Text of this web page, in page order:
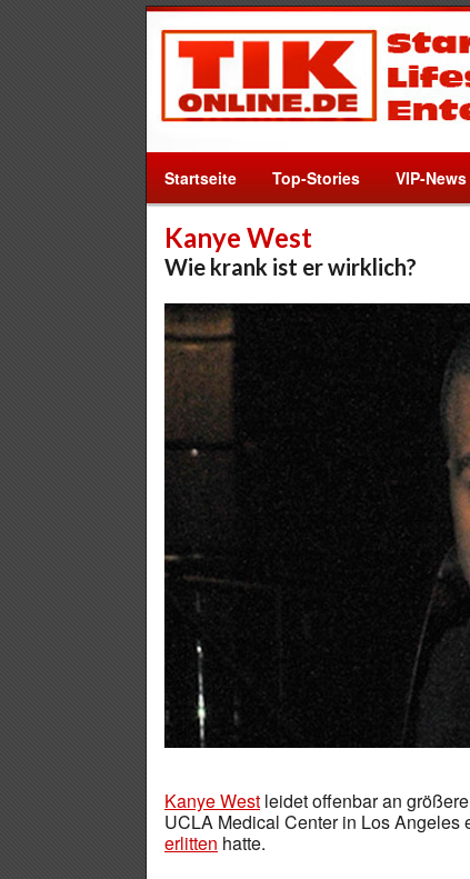
Startseite Top-Stories VIP-News
Kanye West
Wie krank ist er wirklich?
Kanye West leidet offenbar an
UCLA Medical Center in Los
erlitten hatte.